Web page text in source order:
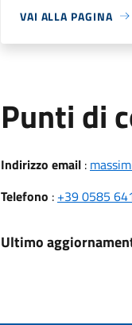
VAI ALLA PAGINA
Punti di
Indirizzo email:
Telefono : +39 0585
Ultimo